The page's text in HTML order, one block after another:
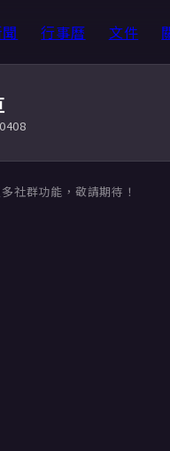
行事曆 文件
社群功能，敬請期待！